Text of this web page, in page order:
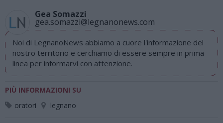
Gea Somazzi
gea.somazzi@legnanonews.com
Noi di LegnanoNews abbiamo a cuore l'informazione del
nostro territorio e cerchiamo di essere sempre in prima
linea per informarvi con attenzione.
PIÙ INFORMAZIONI SU
oratori
legnano